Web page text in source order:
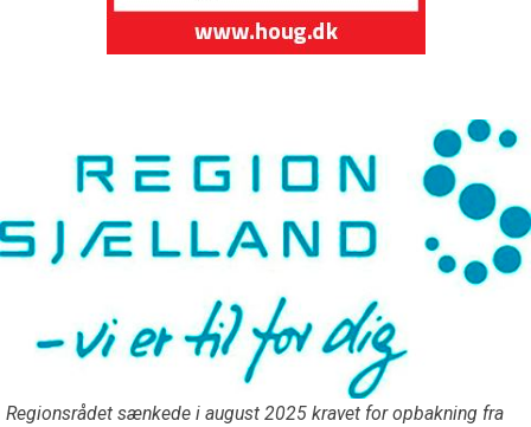
Regionsrådet sænkede i august 2025 kravet for opbakning fra